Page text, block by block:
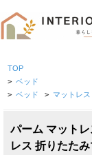
TOP
> ベッド
> ベッド > マットレス
パーム マット
レス 折りたた